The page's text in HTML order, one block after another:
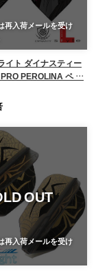
再入荷メールを受け
イト ダイナスティー
PEROLINA ペ …
OUT
入荷メールを受け